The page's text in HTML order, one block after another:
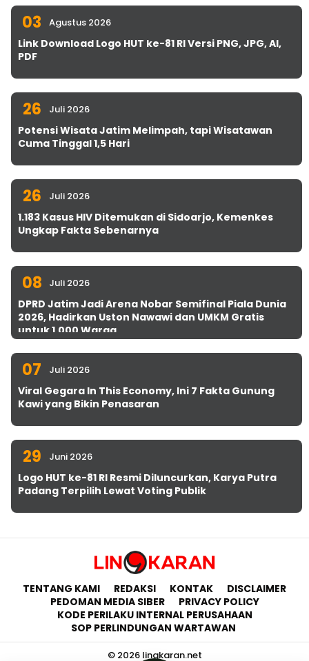
03 Agustus 2026
Link Download Logo HUT ke-81 RI Versi PNG, JPG, AI,
PDF
26 Juli 2026
Potensi Wisata Jatim Melimpah, tapi Wisatawan
Cuma Tinggal 1,5 Hari
26 Juli 2026
1.183 Kasus HIV Ditemukan di Sidoarjo, Kemenkes
Ungkap Fakta Sebenarnya
08 Juli 2026
DPRD Jatim Jadi Arena Nobar Semifinal Piala Dunia
2026, Hadirkan Uston Nawawi dan UMKM Gratis
untuk 1.000 Warga
07 Juli 2026
Viral Gegara In This Economy, Ini 7 Fakta Gunung
Kawi yang Bikin Penasaran
29 Juni 2026
Logo HUT ke-81 RI Resmi Diluncurkan, Karya Putra
Padang Terpilih Lewat Voting Publik
TENTANG KAMI REDAKSI KONTAK
DISCLAIMER
PEDOMAN MEDIA SIBER
PRIVACY POLICY
KODE PERILAKU INTERNAL PERUSAHAAN
SOP PERLINDUNGAN WARTAWAN
© 2026 lingkaran.net